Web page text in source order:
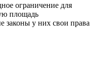
ограничение для
площадь
законы у них свои права